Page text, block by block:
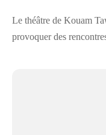
Le théâtre de Kouam
provoquer des